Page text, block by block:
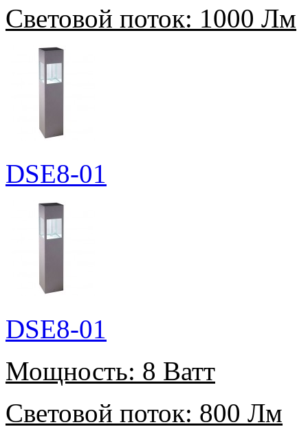
Световой поток: 1000 Лм
DSE8-01
DSE8-01
Мощность: 8 Ватт
Световой поток: 800 Лм